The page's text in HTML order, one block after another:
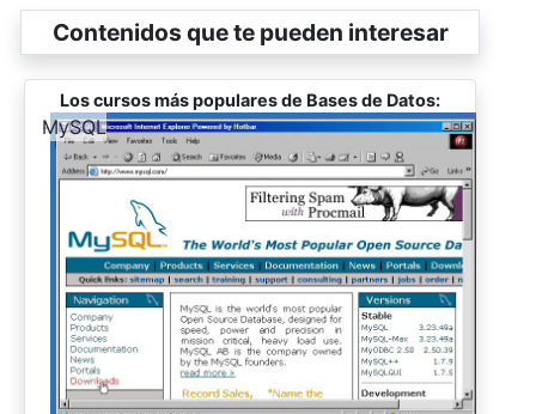
Contenidos que te pueden interesar
Los cursos más populares de Bases de Datos:
-
MySQL